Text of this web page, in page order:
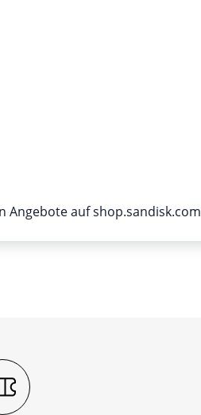
Angebote auf shop.sandisk.com